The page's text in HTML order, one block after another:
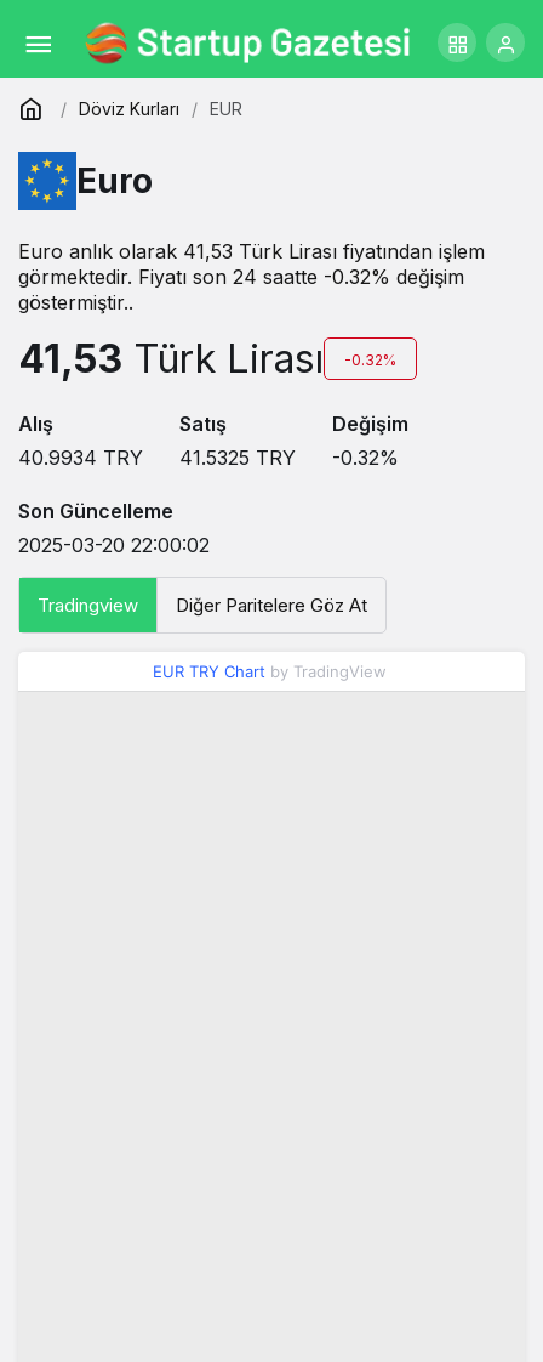
Döviz Kurları EUR
Euro
Euro anlık olarak 41,53 Türk Lirası fiyatından işlem
görmektedir. Fiyatı son 24 saatte -0.32% değişim
göstermiştir..
41,53 Türk Lirası -0.32%
Alış
40.9934 TRY
Satış
41.5325 TRY
Değişim
-0.32%
Son Güncelleme
2025-03-20 22:00:02
Tradingview Diğer Paritelere Göz At
EUR TRY Chart by TradingView